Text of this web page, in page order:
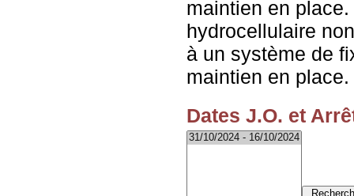
maintien en
hydrocellulaire
à un système de
maintien en place.
Dates J.O. et